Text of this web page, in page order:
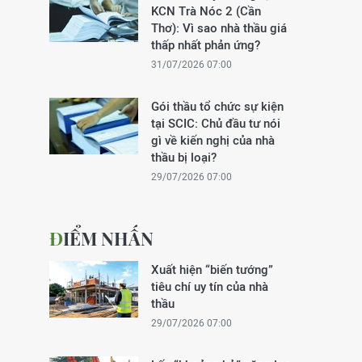
KCN Trà Nóc 2 (Cần
Thơ): Vì sao nhà thầu giá
thấp nhất phản ứng?
31/07/2026 07:00
Gói thầu tổ chức sự kiện
tại SCIC: Chủ đầu tư nói
gì về kiến nghị của nhà
thầu bị loại?
29/07/2026 07:00
ĐIỂM NHẤN
Xuất hiện “biến tướng”
tiêu chí uy tín của nhà
thầu
29/07/2026 07:00